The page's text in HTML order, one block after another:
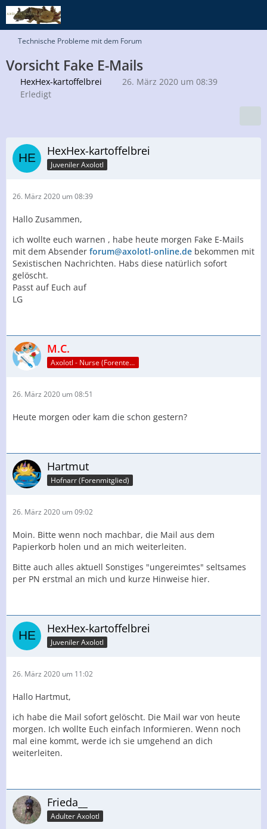
Technische Probleme mit dem Forum
Vorsicht Fake E-Mails
HexHex-kartoffelbrei
26. März 2020 um 08:39
Erledigt
HexHex-kartoffelbrei
Juveniler Axolotl
26. März 2020 um 08:39
Hallo Zusammen,
ich wollte euch warnen , habe heute morgen Fake E-Mails
mit dem Absender forum@axolotl-online.de bekommen mit
Sexistischen Nachrichten. Habs diese natürlich sofort
gelöscht.
Passt auf Euch auf
LG
M.C.
Axolotl - Nurse (Forenteam)
26. März 2020 um 08:51
Heute morgen oder kam die schon gestern?
Hartmut
Hofnarr (Forenmitglied)
26. März 2020 um 09:02
Moin. Bitte wenn noch machbar, die Mail aus dem
Papierkorb holen und an mich weiterleiten.
Bitte auch alles aktuell Sonstiges "ungereimtes" seltsames
per PN erstmal an mich und kurze Hinweise hier.
HexHex-kartoffelbrei
Juveniler Axolotl
26. März 2020 um 11:02
Hallo Hartmut,
ich habe die Mail sofort gelöscht. Die Mail war von heute
morgen. Ich wollte Euch einfach Informieren. Wenn noch
mal eine kommt, werde ich sie umgehend an dich
weiterleiten.
Frieda__
Adulter Axolotl